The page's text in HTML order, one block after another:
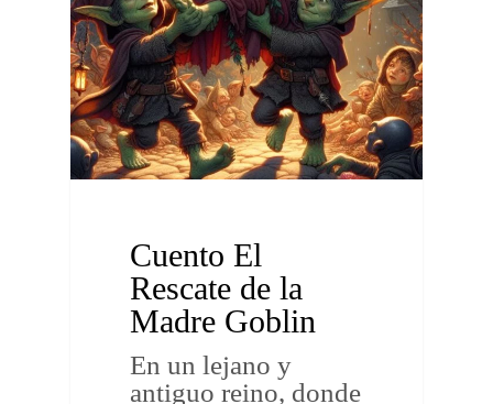
Cuento El
Rescate de la
Madre Goblin
En un lejano y
antiguo reino, donde